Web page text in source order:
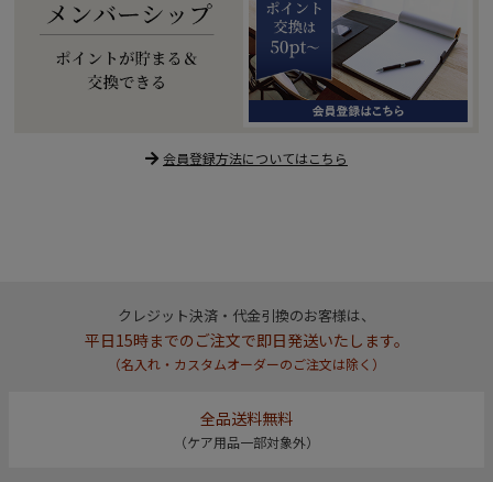
会員登録方法についてはこちら
クレジット決済・代金引換のお客様は、
平日15時までのご注文で即日発送いたします。
（名入れ・カスタムオーダーのご注文は除く）
全品送料無料
（ケア用品一部対象外）